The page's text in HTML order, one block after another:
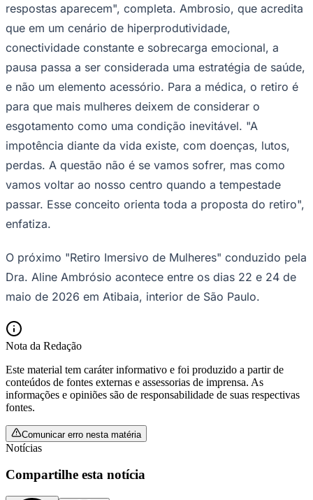
Flamengo
respostas aparecem", completa. Ambrosio, que acredita
que em um cenário de hiperprodutividade,
conectividade constante e sobrecarga emocional, a
pausa passa a ser considerada uma estratégia de saúde,
e não um elemento acessório. Para a médica, o retiro é
para que mais mulheres deixem de considerar o
esgotamento como uma condição inevitável. "A
impotência diante da vida existe, com doenças, lutos,
perdas. A questão não é se vamos sofrer, mas como
vamos voltar ao nosso centro quando a tempestade
passar. Esse conceito orienta toda a proposta do retiro",
enfatiza.
O próximo "Retiro Imersivo de Mulheres" conduzido pela
Dra. Aline Ambrósio acontece entre os dias 22 e 24 de
maio de 2026 em Atibaia, interior de São Paulo.
Nota da Redação
Este material tem caráter informativo e foi produzido a partir de
conteúdos de fontes externas e assessorias de imprensa. As
informações e opiniões são de responsabilidade de suas respectivas
fontes.
Comunicar erro nesta matéria
Notícias
Compartilhe esta notícia